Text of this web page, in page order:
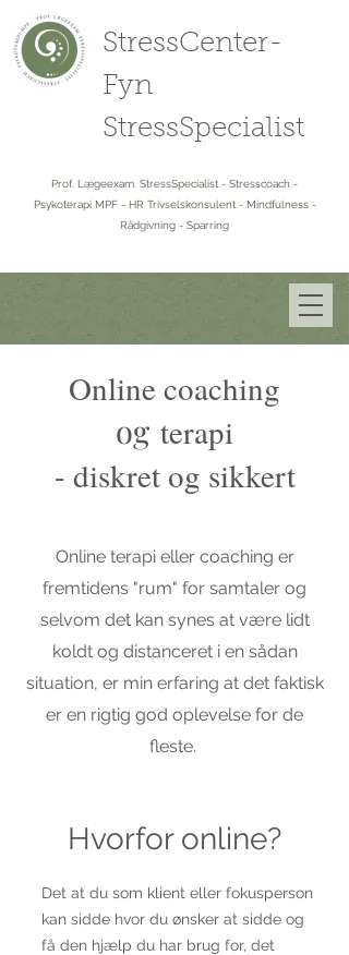
StressCenter-
Fyn
StressSpecialist
Prof. Lægeexam. StressSpecialist - Stresscoach -
Psykoterapi MPF - HR Trivselskonsulent - Mindfulness -
Rådgivning - Sparring
Online coaching
og terapi
- diskret og sikkert
Online terapi eller coaching er
fremtidens "rum" for samtaler og
selvom det kan synes at være lidt
koldt og distanceret i en sådan
situation, er min erfaring at det faktisk
er en rigtig god oplevelse for de
fleste.
Hvorfor online?
Det at du som klient eller fokusperson
kan sidde hvor du ønsker at sidde og
få den hjælp du har brug for, det